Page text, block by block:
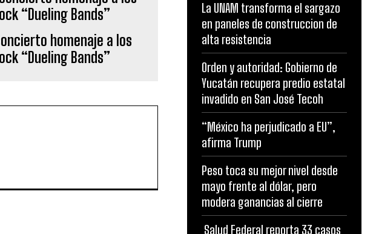
homenaje a los
“Dueling Bands”
La UNAM transforma el sargazo
en paneles de construccion de
alta resistencia
Orden y autoridad: Gobierno de
Yucatán recupera predio estatal
invadido en San José Tecoh
“México ha perjudicado a EU”,
afirma Trump
Peso toca su mejor nivel desde
mayo frente al dólar, pero
modera ganancias al cierre
Salud Federal reporta 33 casos